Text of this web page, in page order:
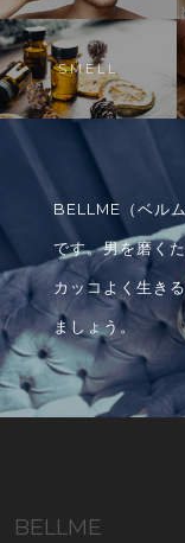
SMELL
BELLME（ベル
です。男を磨く
カッコよく生き
ましょう。
BELLME